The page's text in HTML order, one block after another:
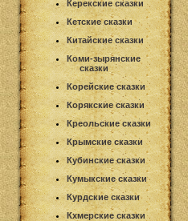
Керекские сказки
Кетские сказки
Китайские сказки
Коми-зырянские
сказки
Корейские сказки
Корякские сказки
Креольские сказки
Крымские сказки
Кубинские сказки
Кумыкские сказки
Курдские сказки
Кхмерские сказки